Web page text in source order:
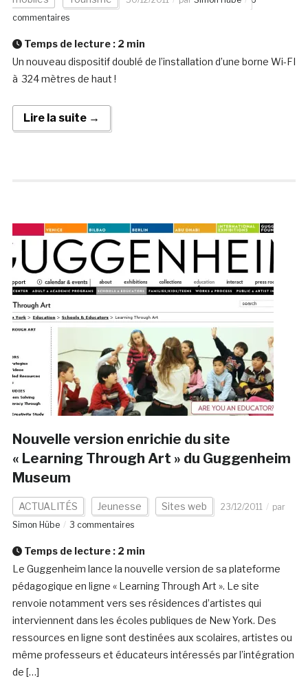
commentaires
Temps de lecture : 2 min
Un nouveau dispositif doublé de l’installation d’une borne Wi-FI
à 324 mètres de haut !
Lire la suite →
Nouvelle version enrichie du site
« Learning Through Art » du Guggenheim
Museum
ACTUALITÉS Jeunesse Sites web 23/12/2011
par
Simon Hübe
3 commentaires
Temps de lecture : 2 min
Le Guggenheim lance la nouvelle version de sa plateforme
pédagogique en ligne « Learning Through Art ». Le site
renvoie notamment vers ses résidences d’artistes qui
interviennent dans les écoles publiques de New York. Des
ressources en ligne sont destinées aux scolaires, artistes ou
même professeurs et éducateurs intéressés par l’intégration
de […]